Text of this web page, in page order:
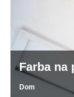
Farba na
Dom